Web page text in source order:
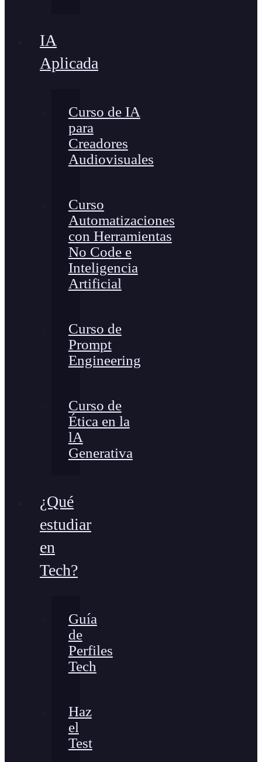
IA
Aplicada
Curso de IA
para
Creadores
Audiovisuales
Curso
Automatizaciones
con Herramientas
No Code e
Inteligencia
Artificial
Curso de
Prompt
Engineering
Curso de
Ética en la
lA
Generativa
¿Qué
estudiar
en
Tech?
Guía
de
Perfiles
Tech
Haz
el
Test